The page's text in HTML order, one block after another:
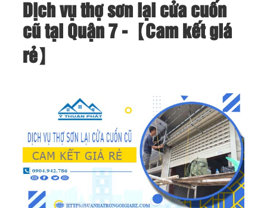
Dịch vụ thợ sơn lại cửa cuốn
cũ tại Quận 7 -【Cam kết giá
rẻ】